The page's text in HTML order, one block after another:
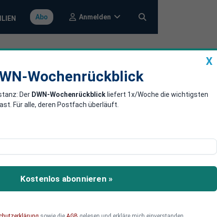
Abo Anmelden
mit den
Weltkrieges - und
X
Wochenrückblick
Der DWN-Wochenrückblick liefert 1x/Woche die wichtigsten
Für alle, deren Postfach überläuft.
Kostenlos abonnieren »